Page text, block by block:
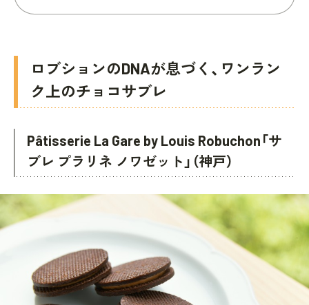
ロブションのDNAが息づく、ワンラン
ク上のチョコサブレ
Pâtisserie La Gare by Louis Robuchon「サ
ブレ プラリネ ノワゼット」（神戸）